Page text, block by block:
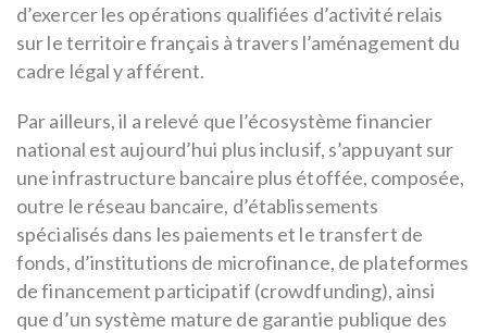
d’exercer les opérations qualifiées d’activité relais
sur le territoire français à travers l’aménagement du
cadre légal y afférent.
Par ailleurs, il a relevé que l’écosystème financier
national est aujourd’hui plus inclusif, s’appuyant sur
une infrastructure bancaire plus étoffée, composée,
outre le réseau bancaire, d’établissements
spécialisés dans les paiements et le transfert de
fonds, d’institutions de microfinance, de plateformes
de financement participatif (crowdfunding), ainsi
que d’un système mature de garantie publique des